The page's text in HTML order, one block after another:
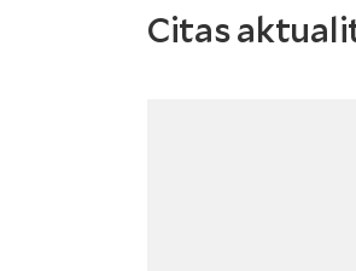
Citas